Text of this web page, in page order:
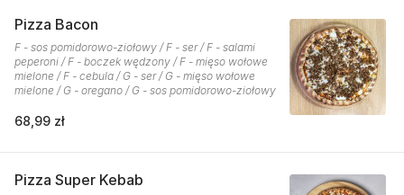
Pizza Bacon
F - sos pomidorowo-ziołowy / F - ser / F - salami
peperoni / F - boczek wędzony / F - mięso wołowe
mielone / F - cebula / G - ser / G - mięso wołowe
mielone / G - oregano / G - sos pomidorowo-ziołowy
68,99 zł
Pizza Super Kebab